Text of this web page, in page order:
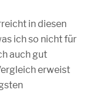
in diesen
ich so nicht für
auch gut
erweist